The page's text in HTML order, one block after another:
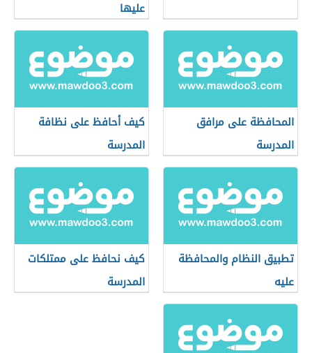
عليها
المحافظة على مرافق
المدرسة
كيف أحافظ على نظافة
المدرسة
تطبيق النظام والمحافظة
عليه
كيف نحافظ على ممتلكات
المدرسة